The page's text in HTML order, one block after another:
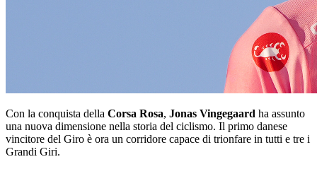
Con la conquista della Corsa Rosa, Jonas Vingegaard ha assunto
una nuova dimensione nella storia del ciclismo. Il primo danese
vincitore del Giro è ora un corridore capace di trionfare in tutti e tre i
Grandi Giri.